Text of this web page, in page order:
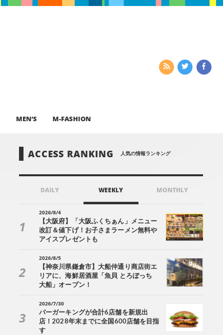
MEN’S M-FASHION
ACCESS RANKING 人気の情報ランキング
DAILY WEEKLY MONTHLY
2026/8/4
【大阪府】「大阪ふくちぁん」メニュー
改訂＆値下げ！お子さまラーメン無料や
アイスプレゼントも
2026/8/5
【神奈川県鎌倉市】大船仲通り商店街エ
リアに、海鮮居酒屋「魚貝 とろぼっち
大船」オープン！
2026/7/30
バーガーキングが合計6店舗を新規出
店！2028年末までに全国600店舗を目指
す